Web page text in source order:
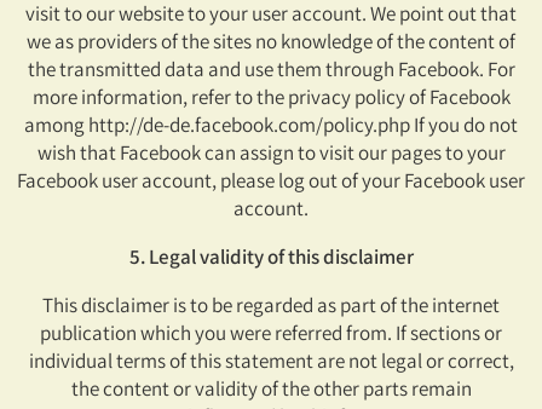
visit to our website to your user account. We point out that
we as providers of the sites no knowledge of the content of
the transmitted data and use them through Facebook. For
more information, refer to the privacy policy of Facebook
among http://de-de.facebook.com/policy.php If you do not
wish that Facebook can assign to visit our pages to your
Facebook user account, please log out of your Facebook user
account.
5. Legal validity of this disclaimer
This disclaimer is to be regarded as part of the internet
publication which you were referred from. If sections or
individual terms of this statement are not legal or correct,
the content or validity of the other parts remain